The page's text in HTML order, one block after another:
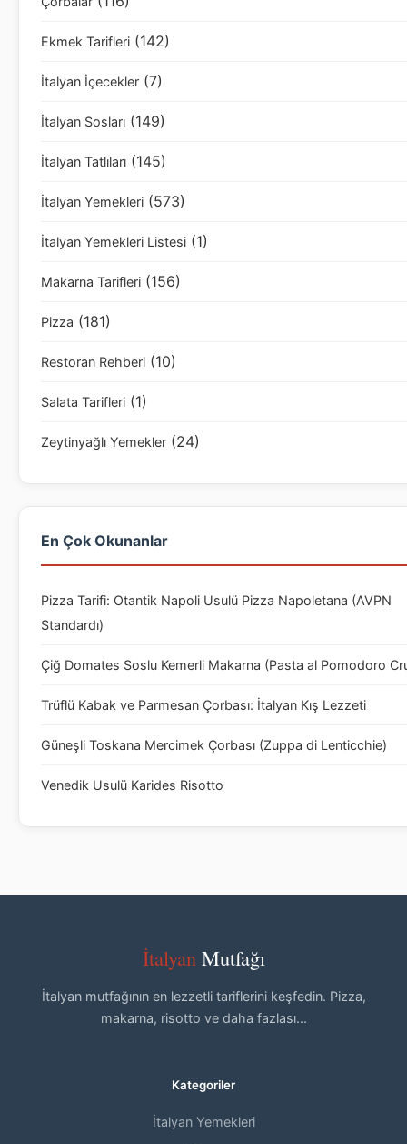
Ekmek Tarifleri (142)
İtalyan İçecekler (7)
İtalyan Sosları (149)
İtalyan Tatlıları (145)
İtalyan Yemekleri (573)
İtalyan Yemekleri Listesi (1)
Makarna Tarifleri (156)
Pizza (181)
Restoran Rehberi (10)
Salata Tarifleri (1)
Zeytinyağlı Yemekler (24)
En Çok Okunanlar
Pizza Tarifi: Otantik Napoli Usulü Pizza Napoletana (AVPN
Standardı)
Çiğ Domates Soslu Kemerli Makarna (Pasta al Pomodoro
Trüflü Kabak ve Parmesan Çorbası: İtalyan Kış Lezzeti
Güneşli Toskana Mercimek Çorbası (Zuppa di Lenticchie)
Venedik Usulü Karides Risotto
İtalyan Mutfağı
İtalyan mutfağının en lezzetli tariflerini keşfedin. Pizza,
makarna, risotto ve daha fazlası...
Kategoriler
İtalyan Yemekleri